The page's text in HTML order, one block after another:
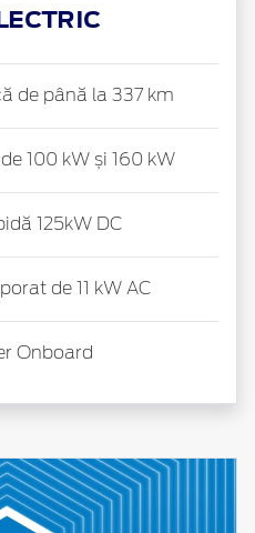
de până la 337 km
100 kW și 160 kW
125kW DC
de 11 kW AC
Onboard